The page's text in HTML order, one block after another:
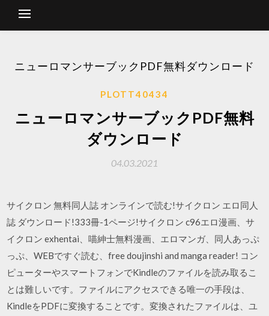
ニューロマンサーブックPDF無料ダウンロード
PLOTT40434
ニューロマンサーブックPDF無料
ダウンロード
04.03.2021
サイクロン 無料同人誌 オンラインで読む!サイクロン エロ同人
誌 ダウンロード!333冊-1ページ!サイクロン c96エロ漫画、サ
イクロン exhentai、喵紳士無料漫画、エロマンガ、同人あっぷ
っぷ、WEBですぐ読む、free doujinshi and manga reader! コン
ピューターやスマートフォンでKindleのファイルを読み取るこ
とは難しいです。ファイルにアクセスできる唯一の手段は、
KindleをPDFに変換することです。変換されたファイルは、ユ